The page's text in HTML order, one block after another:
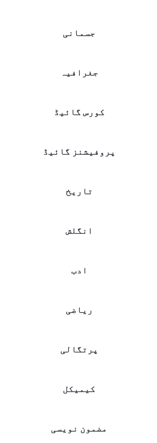
جسمانی
جغرافیہ
کورس گائیڈ
پروفیشنز گائیڈ
تاریخ
انگلش
ادب
ریاضی
پرتگالی
کیمیکل
مضمون نویسی